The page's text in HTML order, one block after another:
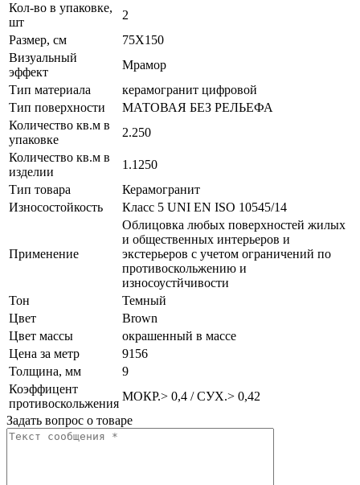
Кол-во в упаковке,
шт
2
Размер, см
75X150
Визуальный
эффект
Мрамор
Тип материала
керамогранит цифровой
Тип поверхности
МАТОВАЯ БЕЗ РЕЛЬЕФА
Количество кв.м в
упаковке
2.250
Количество кв.м в
изделии
1.1250
Тип товара
Керамогранит
Износостойкость
Класс 5 UNI EN ISO 10545/14
Применение
Облицовка любых поверхностей жилых
и общественных интерьеров и
экстерьеров с учетом ограничений по
противоскольжению и
износоустйчивости
Тон
Темный
Цвет
Brown
Цвет массы
окрашенный в массе
Цена за метр
9156
Толщина, мм
9
Коэффицент
противоскольжения
МОКР.> 0,4 / СУХ.> 0,42
Задать вопрос о товаре